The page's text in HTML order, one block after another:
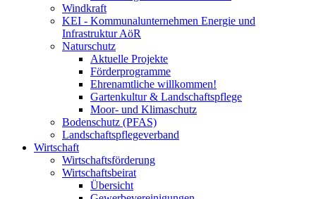
Windkraft
KEI - Kommunalunternehmen Energie und
Infrastruktur AöR
Naturschutz
Aktuelle Projekte
Förderprogramme
Ehrenamtliche willkommen!
Gartenkultur & Landschaftspflege
Moor- und Klimaschutz
Bodenschutz (PFAS)
Landschaftspflegeverband
Wirtschaft
Wirtschaftsförderung
Wirtschaftsbeirat
Übersicht